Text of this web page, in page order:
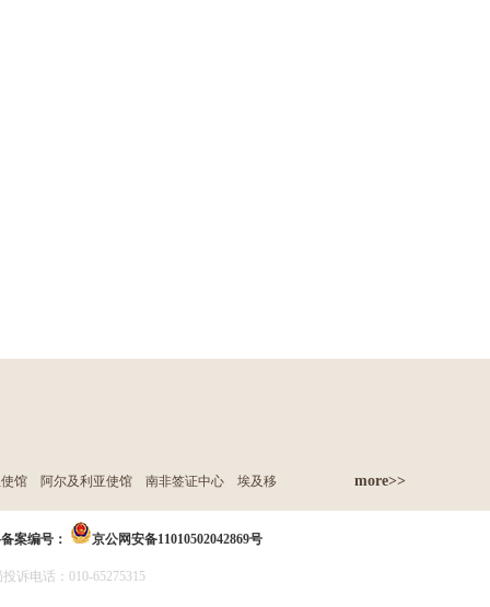
馆 阿尔及利亚使馆 南非签证中心 埃及移 more>>
案编号： 京公网安备11010502042869号
诉电话：010-65275315